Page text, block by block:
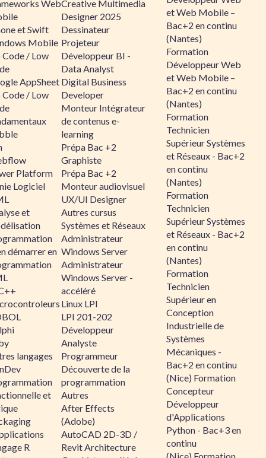
Web
et Swift
Mobile
/ Low
AppSheet
/ Low
Platform
Logiciel
et
démarrer en
langages
et
R
Creative Multimedia
Designer 2025
Dessinateur
Projeteur
Développeur BI -
Data Analyst
Digital Business
Developer
Monteur Intégrateur
de contenus e-
learning
Prépa Bac +2
Graphiste
Prépa Bac +2
Monteur audiovisuel
UX/UI Designer
Autres cursus
Systèmes et Réseaux
Administrateur
Windows Server
Administrateur
Windows Server -
accéléré
Linux LPI
LPI 201-202
Développeur
Analyste
Programmeur
Découverte de la
programmation
Autres
After Effects
(Adobe)
AutoCAD 2D-3D /
Revit Architecture
et Web Mobile –
Bac+2 en continu
(Nantes)
Formation
Développeur Web
et Web Mobile –
Bac+2 en continu
(Nantes)
Formation
Technicien
Supérieur Systèmes
et Réseaux - Bac+2
en continu
(Nantes)
Formation
Technicien
Supérieur Systèmes
et Réseaux - Bac+2
en continu
(Nantes)
Formation
Technicien
Supérieur en
Conception
Industrielle de
Systèmes
Mécaniques -
Bac+2 en continu
(Nice) Formation
Concepteur
Développeur
d'Applications
Python - Bac+3 en
continu